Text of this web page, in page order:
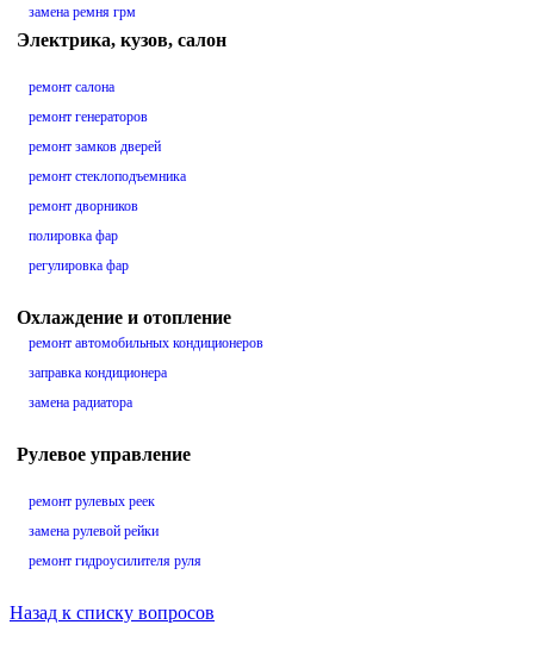
замена ремня грм
Электрика, кузов, салон
ремонт салона
ремонт генераторов
ремонт замков дверей
ремонт стеклоподъемника
ремонт дворников
полировка фар
регулировка фар
Охлаждение и отопление
ремонт автомобильных кондиционеров
заправка кондиционера
замена радиатора
Рулевое управление
ремонт рулевых реек
замена рулевой рейки
ремонт гидроусилителя руля
Назад к списку вопросов